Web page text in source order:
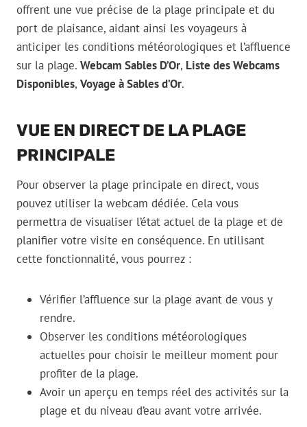
offrent une vue précise de la plage principale et du
port de plaisance, aidant ainsi les voyageurs à
anticiper les conditions météorologiques et l’affluence
sur la plage. Webcam Sables D’Or, Liste des Webcams
Disponibles, Voyage à Sables d’Or.
VUE EN DIRECT DE LA PLAGE
PRINCIPALE
Pour observer la plage principale en direct, vous
pouvez utiliser la webcam dédiée. Cela vous
permettra de visualiser l’état actuel de la plage et de
planifier votre visite en conséquence. En utilisant
cette fonctionnalité, vous pourrez :
Vérifier l’affluence sur la plage avant de vous y
rendre.
Observer les conditions météorologiques
actuelles pour choisir le meilleur moment pour
profiter de la plage.
Avoir un aperçu en temps réel des activités sur la
plage et du niveau d’eau avant votre arrivée.